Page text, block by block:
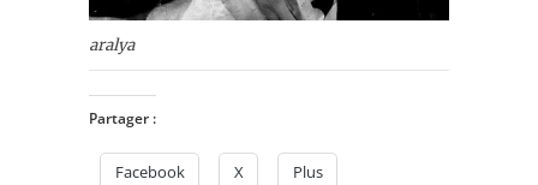
aralya
Partager :
Facebook X Plus